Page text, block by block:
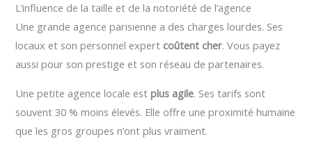
L’influence de la taille et de la notoriété de l’agence
Une grande agence parisienne a des charges lourdes. Ses
locaux et son personnel expert coûtent cher. Vous payez
aussi pour son prestige et son réseau de partenaires.
Une petite agence locale estplus agile. Ses tarifs sont
souvent 30 % moins élevés. Elle offre une proximité humaine
que les gros groupes n’ont plus vraiment.